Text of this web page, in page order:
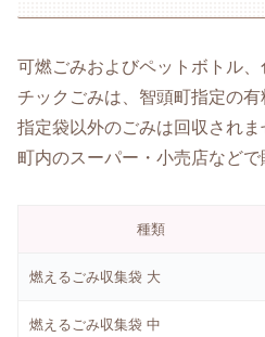
可燃ごみおよびペットボトル
チックごみは、智頭町指定の有
指定袋以外のごみは回収されま
町内のスーパー・小売店などで
種類
燃えるごみ収集袋 大
燃えるごみ収集袋 中